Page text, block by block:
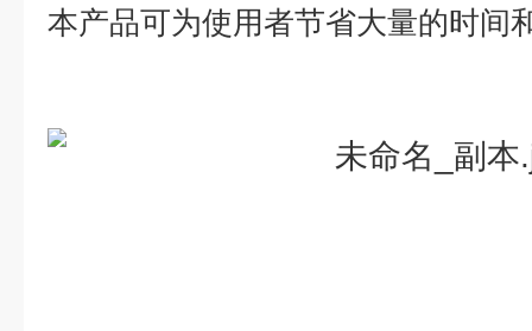
本产品可为使用者节省大量的时间